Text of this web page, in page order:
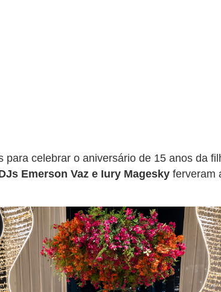
para celebrar o aniversário de 15 anos da
Emerson Vaz e Iury Magesky ferveram